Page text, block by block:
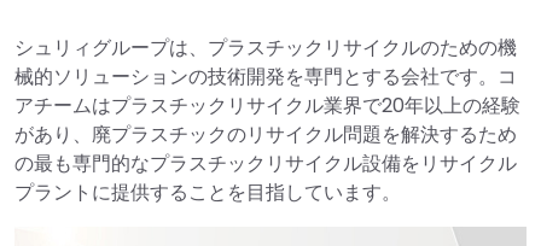
シュリィグループは、プラスチックリサイクルのための機
械的ソリューションの技術開発を専門とする会社です。コ
アチームはプラスチックリサイクル業界で20年以上の経験
があり、廃プラスチックのリサイクル問題を解決するため
の最も専門的なプラスチックリサイクル設備をリサイクル
プラントに提供することを目指しています。